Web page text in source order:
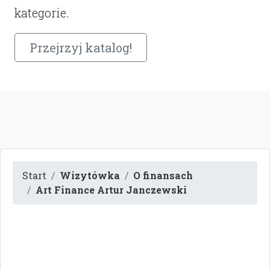
kategorie.
Przejrzyj katalog!
Start Wizytówka
O finansach
Art Finance Artur Janczewski